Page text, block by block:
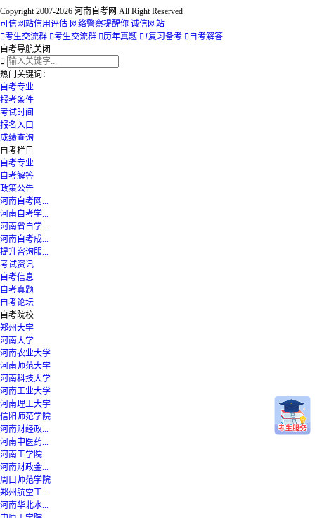
Copyright 2007-2026 河南自考网 All Right Reserved
可信网站信用评估 网络警察提醒你 诚信网站
考生交流群 考生交流群 历年真题 1复习备考  自考解答
自考导航关闭

热门关键词：
自考专业
报考条件
考试时间
报名入口
成绩查询
自考栏目
自考专业
自考解答
政策公告
河南自考网...
河南自考学...
河南省自学...
河南自考成...
提升咨询服...
考试资讯
自考信息
自考真题
自考论坛
自考院校
郑州大学
河南大学
河南农业大学
河南师范大学
河南科技大学
河南工业大学
河南理工大学
信阳师范学院
河南财经政...
河南中医药...
河南工学院
河南财政金...
周口师范学院
郑州航空工...
河南华北水...